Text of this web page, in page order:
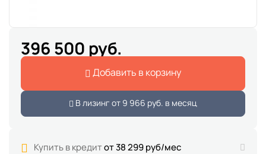
396 500 руб.
Добавить в корзину
В лизинг от 9 966 руб. в месяц
Купить в кредитот 38 299 руб/мес